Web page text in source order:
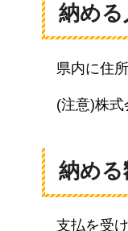
納める
県内に住
(注意)株式
納める
支払を受